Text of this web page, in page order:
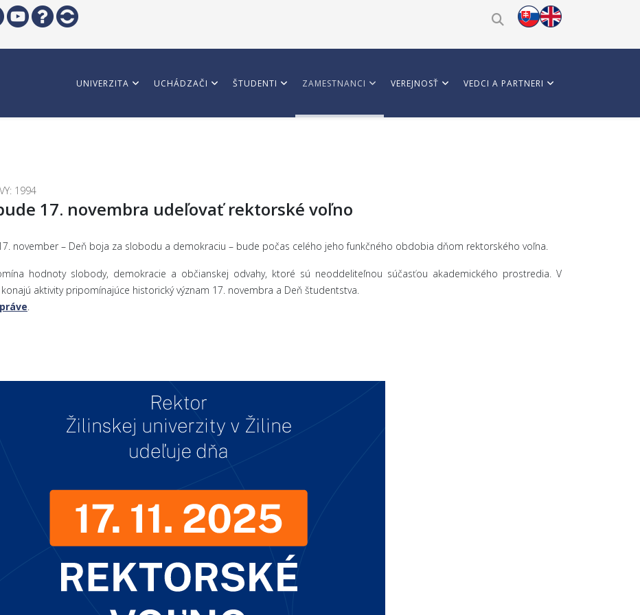
UNIVERZITA UCHÁDZAČI ŠTUDENTI ZAMESTNANCI VEREJNOSŤ VEDCI A PARTNERI
1994
17. novembra udeľovať rektorské voľno
november – Deň boja za slobodu a demokraciu – bude počas celého jeho funkčného obdobia dňom rektorského voľna.
hodnoty slobody, demokracie a občianskej odvahy, ktoré sú neoddeliteľnou súčasťou akademického prostredia. V
aktivity pripomínajúce historický význam 17. novembra a Deň študentstva.
.